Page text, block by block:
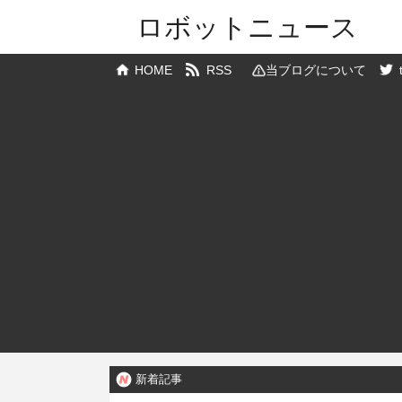
ロボットニュース
HOME RSS 当ブログについて
新着記事